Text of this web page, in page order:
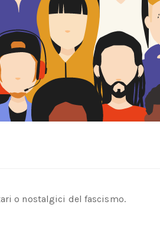
o nostalgici del fascismo.